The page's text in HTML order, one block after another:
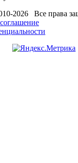
2026 Все права